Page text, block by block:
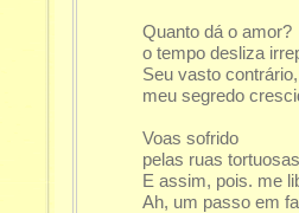
Quanto dá o amor?
o tempo desliza
Seu vasto contrário,
meu segredo
Voas sofrido
pelas ruas
E assim, pois. me
Ah, um passo em